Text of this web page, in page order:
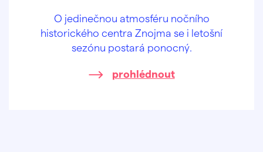
O jedinečnou atmosféru nočního
historického centra Znojma se i letošní
sezónu postará ponocný.
prohlédnout